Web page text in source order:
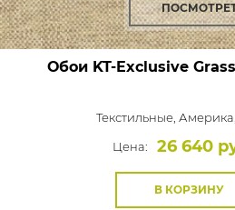
Обои KT-Exclusive
Текстильные,
Цена:
26 640
В КОРЗИНУ